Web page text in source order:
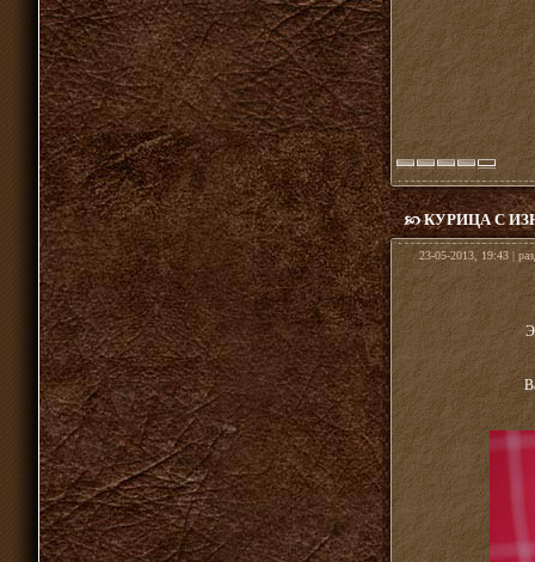
КУРИЦА С
23-05-2013, 19:43 |